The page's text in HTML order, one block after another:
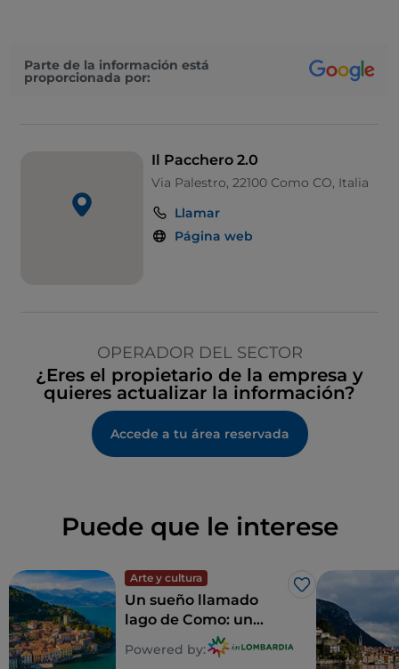
Parte de la información está
proporcionada por:
Il Pacchero 2.0
Via Palestro, 22100 Como CO, Italia
Llamar
Página web
OPERADOR DEL SECTOR
¿Eres el propietario de la empresa y
quieres actualizar la información?
Accede a tu área reservada
Puede que le interese
Arte y cultura
Me gusta
Un sueño llamado
lago de Como: un
recorrido para
descubrir 5 villas
Powered by: